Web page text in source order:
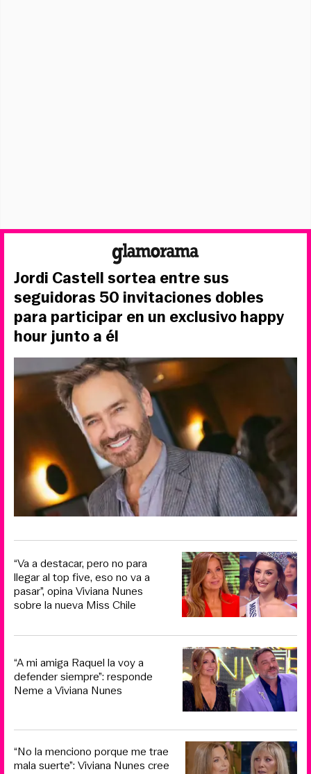
Jordi Castell sortea entre sus
seguidoras 50 invitaciones dobles
para participar en un exclusivo happy
hour junto a él
“Va a destacar, pero no para
llegar al top five, eso no va a
pasar”, opina Viviana Nunes
sobre la nueva Miss Chile
“A mi amiga Raquel la voy a
defender siempre”: responde
Neme a Viviana Nunes
“No la menciono porque me trae
mala suerte”: Viviana Nunes cree